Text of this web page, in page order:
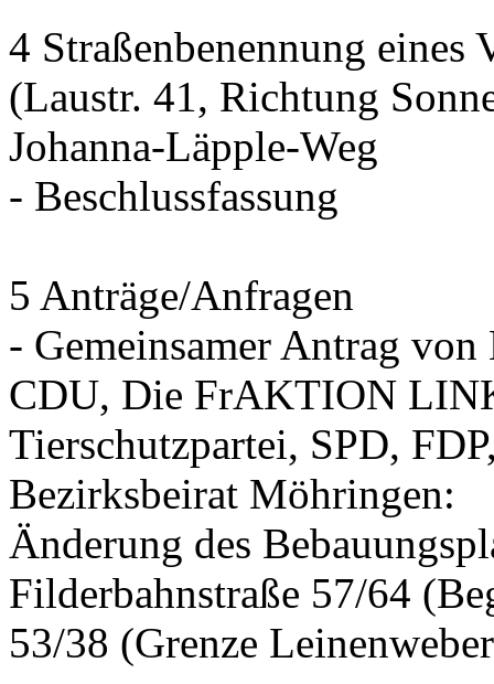
4 Straßenbenennung eines
(Laustr. 41, Richtung
Johanna-Läpple-Weg
- Beschlussfassung
5 Anträge/Anfragen
- Gemeinsamer Antrag
CDU, Die FrAKTION
Tierschutzpartei, SPD,
Bezirksbeirat Möhringen:
Änderung des
Filderbahnstraße 57/64
53/38 (Grenze